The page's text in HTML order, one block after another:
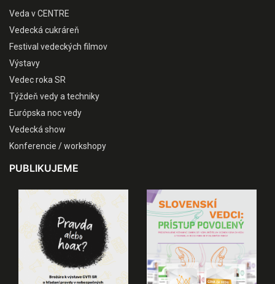
Veda v CENTRE
Vedecká cukráreň
Festival vedeckých filmov
Výstavy
Vedec roka SR
Týždeň vedy a techniky
Európska noc vedy
Vedecká show
Konferencie / workshopy
PUBLIKUJEME